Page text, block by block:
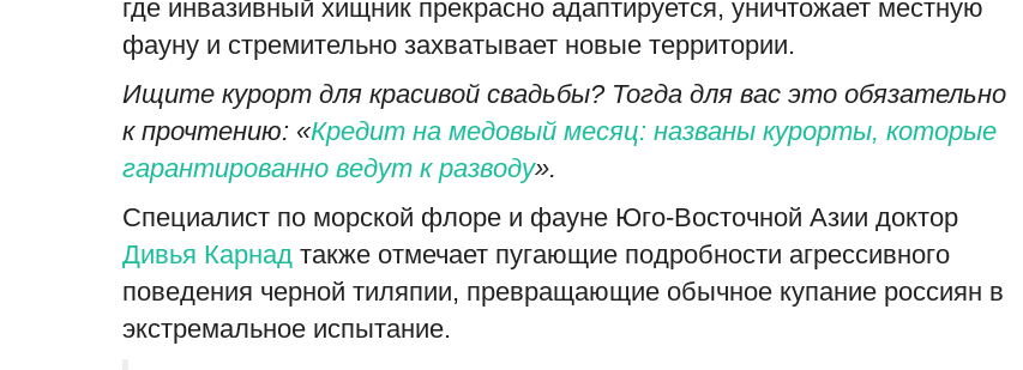
где инвазивный хищник прекрасно адаптируется, уничтожает местную
фауну и стремительно захватывает новые территории.
Ищите курорт для красивой свадьбы? Тогда для вас это обязательно
к прочтению: «Кредит на медовый месяц: названы курорты, которые
гарантированно ведут к разводу».
Специалист по морской флоре и фауне Юго-Восточной Азии доктор
Дивья Карнад также отмечает пугающие подробности агрессивного
поведения черной тиляпии, превращающие обычное купание россиян в
экстремальное испытание.